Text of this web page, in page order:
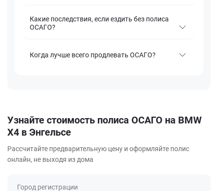
Какие последствия, если ездить без полиса
ОСАГО?
Когда лучше всего продлевать ОСАГО?
Узнайте стоимость полиса ОСАГО на BMW
X4 в Энгельсе
Рассчитайте предварительную цену и оформляйте полис
онлайн, не выходя из дома
Город регистрации